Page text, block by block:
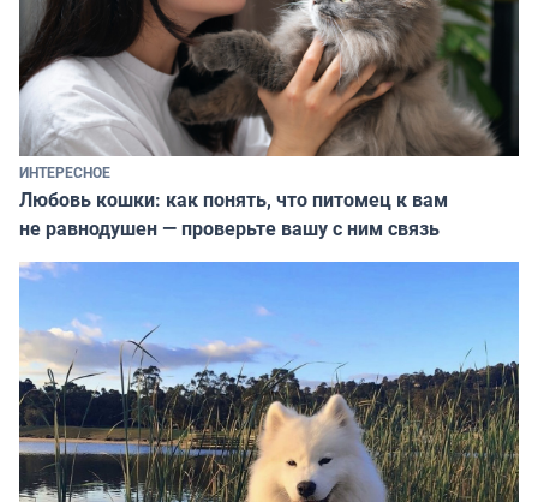
ИНТЕРЕСНОЕ
Любовь кошки: как понять, что питомец к вам
не равнодушен — проверьте вашу с ним связь